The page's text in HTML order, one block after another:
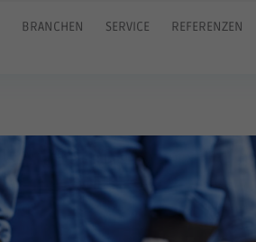
BRANCHEN SERVICE REFERENZEN